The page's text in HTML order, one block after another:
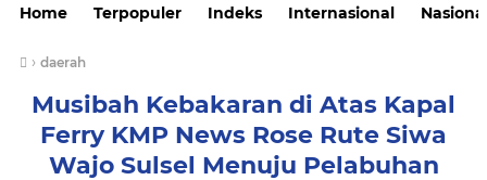
Home Terpopuler Indeks Internasional
› daerah
Musibah Kebakaran di Atas Kapal
Ferry KMP News Rose Rute Siwa
Wajo Sulsel Menuju Pelabuhan